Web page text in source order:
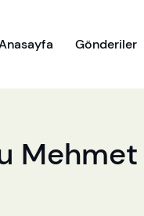
Gönderiler
Mehmet